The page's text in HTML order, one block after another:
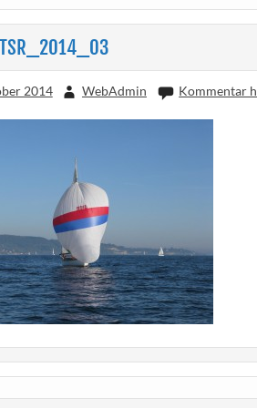
2014 WebAdmin Kommentar